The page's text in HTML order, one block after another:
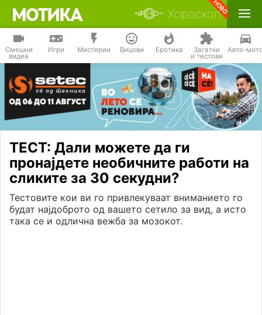
Хороскоп
Смешни
видеа
Игри Мистерии Вицови Еротика Загатки
и тестови
Авто-
ТЕСТ: Дали можете да ги
пронајдете необичните работи на
сликите за 30 секудни?
Тестовите кои ви го привлекуваат вниманието го
будат најдоброто од вашето сетило за вид, а исто
така се и одлична вежба за мозокот.